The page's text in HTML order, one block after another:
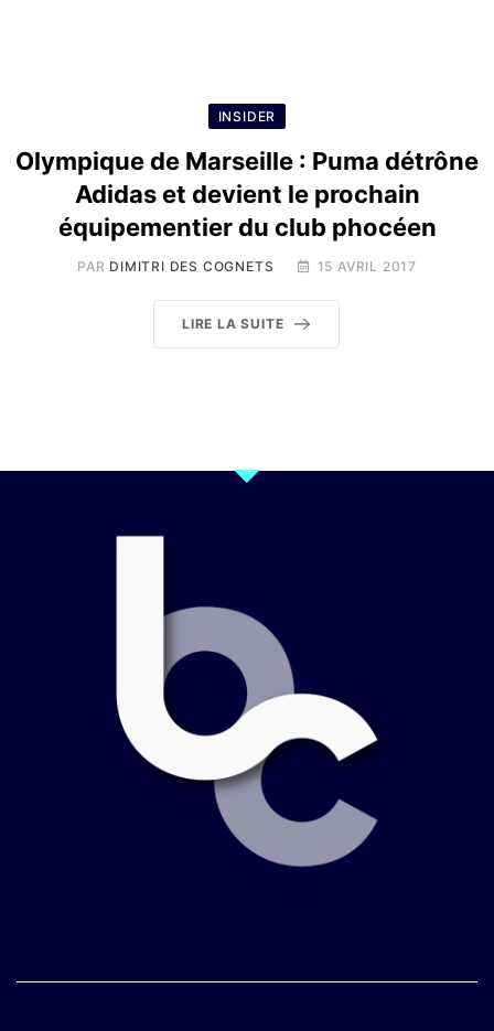
INSIDER
Olympique de Marseille : Puma détrône
Adidas et devient le prochain
équipementier du club phocéen
PAR DIMITRI DES COGNETS 15 AVRIL 2017
LIRE LA SUITE